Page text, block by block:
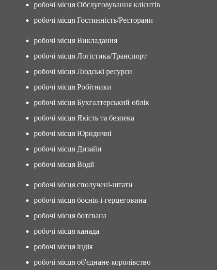
робочі місця Обслуговування клієнтів
робочі місця Гостинність/Ресторани
робочі місця Викладання
робочі місця Логістика/Транспорт
робочі місця Людські ресурси
робочі місця Робітники
робочі місця Бухгалтерський облік
робочі місця Якість та безпека
робочі місця Юридичні
робочі місця Дизайн
робочі місця Водії
робочі місця сполучені-штати
робочі місця боснія-і-герцеговина
робочі місця ботсвана
робочі місця канада
робочі місця індія
робочі місця об'єднане-королівство